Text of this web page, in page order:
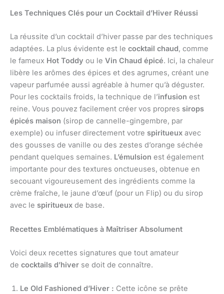
Les Techniques Clés pour un Cocktail d’Hiver Réussi
La réussite d’un cocktail d’hiver passe par des techniques
adaptées. La plus évidente est le cocktail chaud, comme
le fameux Hot Toddy ou le Vin Chaud épicé. Ici, la chaleur
libère les arômes des épices et des agrumes, créant une
vapeur parfumée aussi agréable à humer qu’à déguster.
Pour les cocktails froids, la technique de l’infusion est
reine. Vous pouvez facilement créer vos propres sirops
épicés maison (sirop de cannelle-gingembre, par
exemple) ou infuser directement votre spiritueux avec
des gousses de vanille ou des zestes d’orange séchée
pendant quelques semaines. L’émulsion est également
importante pour des textures onctueuses, obtenue en
secouant vigoureusement des ingrédients comme la
crème fraîche, le jaune d’œuf (pour un Flip) ou du sirop
avec le spiritueux de base.
Recettes Emblématiques à Maîtriser Absolument
Voici deux recettes signatures que tout amateur
de cocktails d’hiver se doit de connaître.
Le Old Fashioned d’Hiver : Cette icône se prête